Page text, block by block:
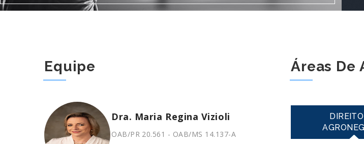
Equipe
Dra. Maria Regina Vizioli
OAB/PR 20.561 - OAB/MS 14.137-A
Áreas De